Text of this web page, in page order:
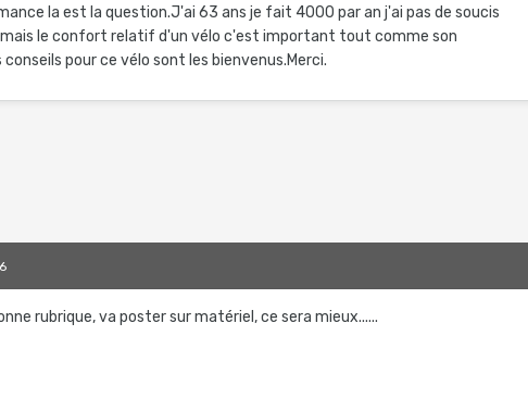
la est la question.J'ai 63 ans je fait 4000 par an j'ai pas de soucis
mais le confort relatif d'un vélo c'est important tout comme son
pour ce vélo sont les bienvenus.Merci.
rubrique, va poster sur matériel, ce sera mieux......